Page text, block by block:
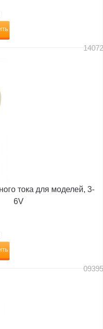
тока для моделей, 3-
6V